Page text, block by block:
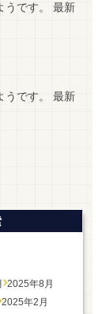
うです。 最新
うです。 最新
2025年8月
2025年2月